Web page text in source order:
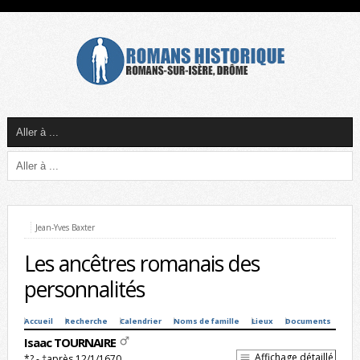
Jean-Yves Baxter
Les ancêtres romanais des
personnalités
Accueil Recherche Calendrier Noms de famille Lieux Documents
Isaac TOURNAIRE
Affichage détaillé